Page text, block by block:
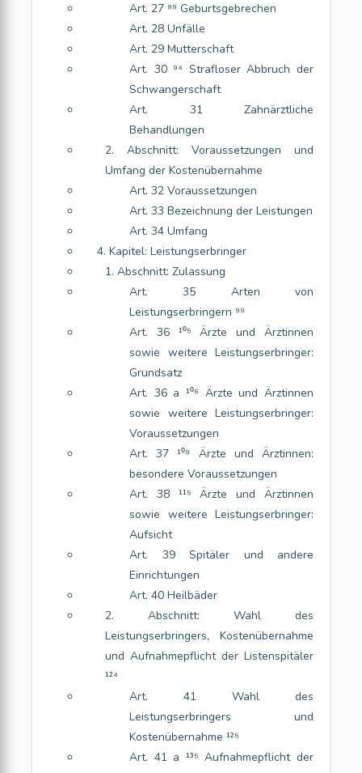
Art. 27 ⁸⁹ Geburtsgebrechen
Art. 28 Unfälle
Art. 29 Mutterschaft
Art. 30 ⁹⁴ Strafloser Abbruch der
Schwangerschaft
Art. 31 Zahnärztliche
Behandlungen
2. Abschnitt: Voraussetzungen und
Umfang der Kostenübernahme
Art. 32 Voraussetzungen
Art. 33 Bezeichnung der Leistungen
Art. 34 Umfang
4. Kapitel: Leistungserbringer
1. Abschnitt: Zulassung
Art. 35 Arten von
Leistungserbringern ⁹⁹
Art. 36 ¹⁰⁵ Ärzte und Ärztinnen
sowie weitere Leistungserbringer:
Grundsatz
Art. 36 a ¹⁰⁶ Ärzte und Ärztinnen
sowie weitere Leistungserbringer:
Voraussetzungen
Art. 37 ¹⁰⁹ Ärzte und Ärztinnen:
besondere Voraussetzungen
Art. 38 ¹¹⁵ Ärzte und Ärztinnen
sowie weitere Leistungserbringer:
Aufsicht
Art. 39 Spitäler und andere
Einrichtungen
Art. 40 Heilbäder
2. Abschnitt: Wahl des
Leistungserbringers, Kostenübernahme
und Aufnahmepflicht der Listenspitäler
¹²⁴
Art. 41 Wahl des
Leistungserbringers und
Kostenübernahme ¹²⁵
Art. 41 a ¹³⁵ Aufnahmepflicht der